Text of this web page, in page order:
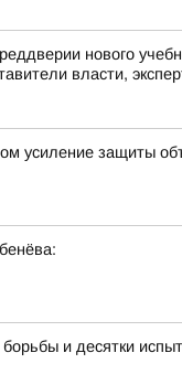
нового
власти,
усиление защиты
и десятки